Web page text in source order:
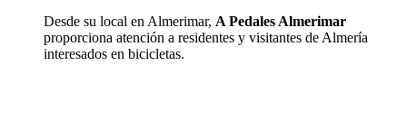
Desde su local en Almerimar, A Pedales Almerimar
proporciona atención a residentes y visitantes de Almería
interesados en bicicletas.